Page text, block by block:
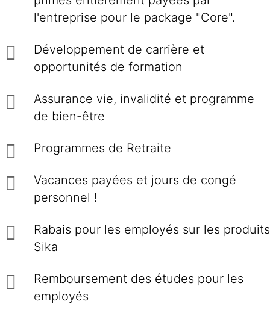
l'entreprise pour le package "Core".
Développement de carrière et
opportunités de formation
Assurance vie, invalidité et programme
de bien-être
Programmes de Retraite
Vacances payées et jours de congé
personnel !
Rabais pour les employés sur les produits
Sika
Remboursement des études pour les
employés